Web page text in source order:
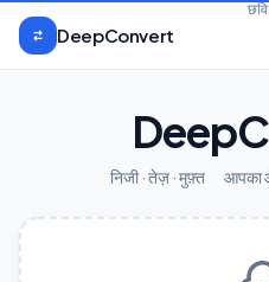
मुख्य सामग्री पर जाएँ
DeepConvert
निजी · तेज़ · मुफ़्त आपका